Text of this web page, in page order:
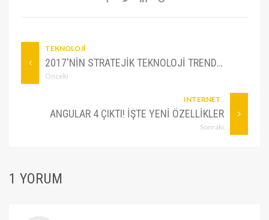
TEKNOLOJI
2017'NIN STRATEJIK TEKNOLOJI TRENDLERI
Önceki
INTERNET
ANGULAR 4 ÇIKTI! İŞTE YENI ÖZELLIKLER
Sonraki
1 YORUM